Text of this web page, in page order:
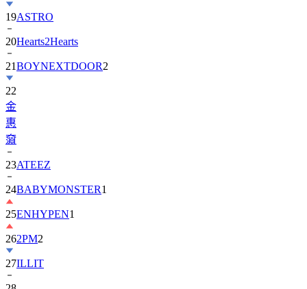
20Hearts2Hearts
21BOYNEXTDOOR
22
金
惠
奫
23
24BABYMONSTER
25ENHYPEN1
262PM2
27ILLIT
28
丁